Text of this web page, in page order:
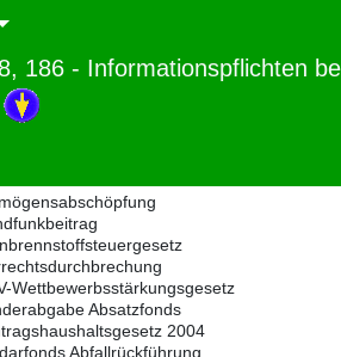
186 - Informationspflichten
),
Wettbewerbsstärkungsgesetz
Absatzfonds
2004
Abfallrückführung